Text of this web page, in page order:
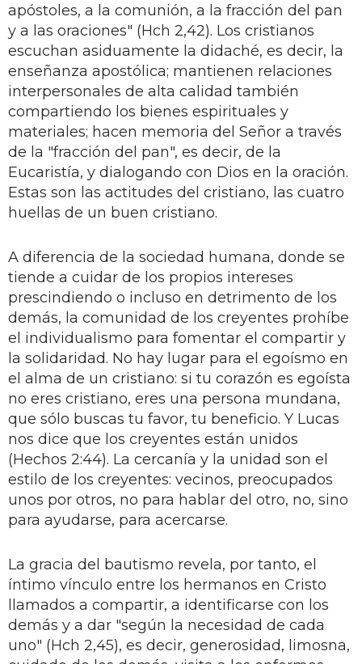
apóstoles, a la comunión, a la fracción del pan
y a las oraciones" (Hch 2,42). Los cristianos
escuchan asiduamente la didaché, es decir, la
enseñanza apostólica; mantienen relaciones
interpersonales de alta calidad también
compartiendo los bienes espirituales y
materiales; hacen memoria del Señor a través
de la "fracción del pan", es decir, de la
Eucaristía, y dialogando con Dios en la oración.
Estas son las actitudes del cristiano, las cuatro
huellas de un buen cristiano.
A diferencia de la sociedad humana, donde se
tiende a cuidar de los propios intereses
prescindiendo o incluso en detrimento de los
demás, la comunidad de los creyentes prohíbe
el individualismo para fomentar el compartir y
la solidaridad. No hay lugar para el egoísmo en
el alma de un cristiano: si tu corazón es egoísta
no eres cristiano, eres una persona mundana,
que sólo buscas tu favor, tu beneficio. Y Lucas
nos dice que los creyentes están unidos
(Hechos 2:44). La cercanía y la unidad son el
estilo de los creyentes: vecinos, preocupados
unos por otros, no para hablar del otro, no, sino
para ayudarse, para acercarse.
La gracia del bautismo revela, por tanto, el
íntimo vínculo entre los hermanos en Cristo
llamados a compartir, a identificarse con los
demás y a dar "según la necesidad de cada
uno" (Hch 2,45), es decir, generosidad, limosna,